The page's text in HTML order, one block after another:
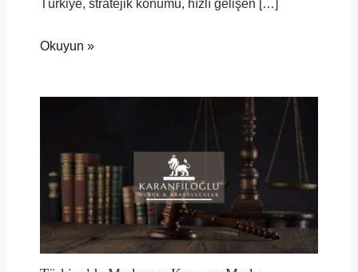
Türkiye, stratejik konumu, hızlı gelişen […]
Okuyun »